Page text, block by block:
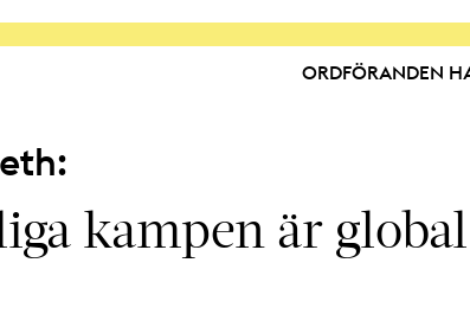
ORDFÖRANDEN
kampen är global